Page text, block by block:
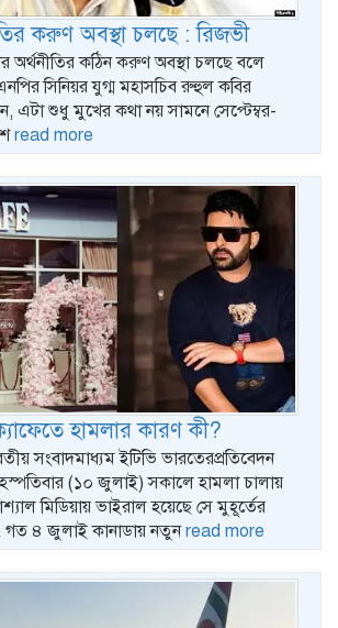
করুণ অবস্থা চলছে : রিজভী
অর্থনীতির কঠিন করুণ অবস্থা চলছে বলে
সিনিয়র যুগ্ম মহাসচিব রুহুল কবির
এটা শুধু মুখের কথা নয় সামনে সেপ্টেম্বর-
read more
হামলার কারণ কী?
সংবাদমাধ্যম ইটিভি ভারতেরপ্রতিবেদন
(১০ জুলাই) সকালে হামলা চালায়
মিডিয়ায় ভাইরাল হয়েছে সে মুহূর্তের
গত ৪ জুলাই কানাডায় নতুনread more